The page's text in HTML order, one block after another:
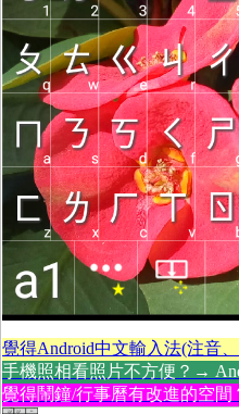
覺得Android中文輸入法(注音
手機照相看照片不方便？→
覺得鬧鐘/行事曆有改進的空